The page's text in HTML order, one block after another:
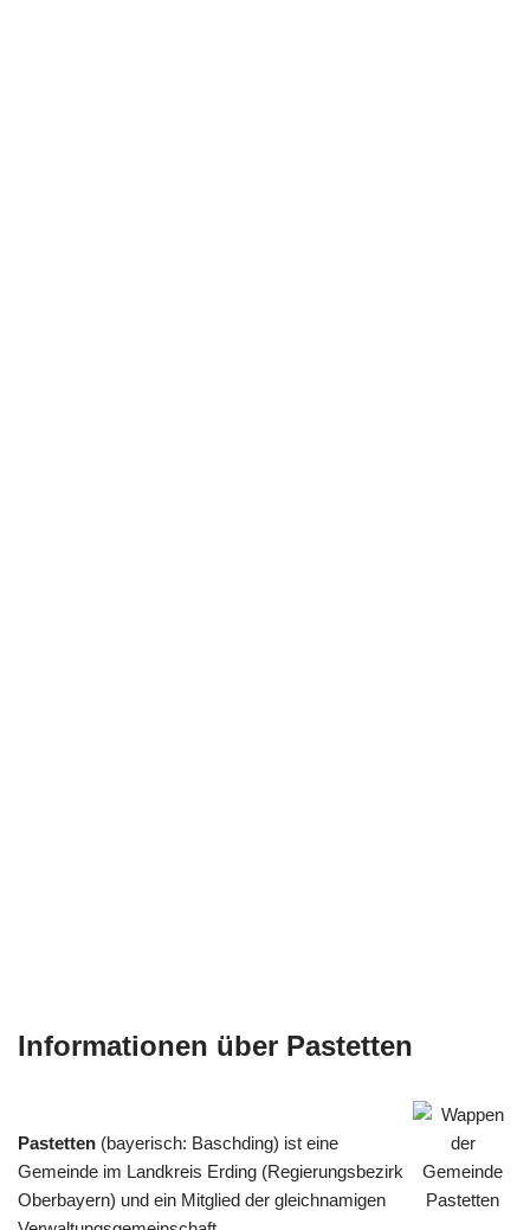
Informationen über Pastetten
Pastetten (bayerisch: Baschding) ist eine
Gemeinde im Landkreis Erding (Regierungsbezirk
Oberbayern) und ein Mitglied der gleichnamigen